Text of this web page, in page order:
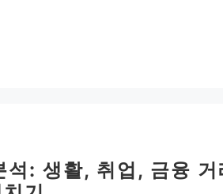
: 생활, 취업, 금융 거